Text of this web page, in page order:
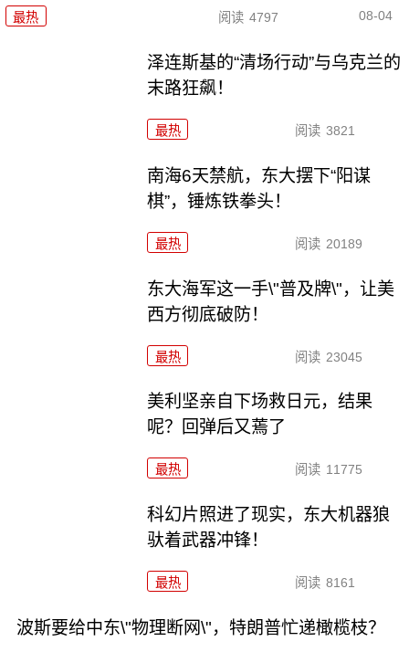
最热 阅读 4797 08-04
泽连斯基的“清场行动”与乌克兰的
末路狂飙！
最热 阅读 3821
南海6天禁航，东大摆下“阳谋
棋”，锤炼铁拳头！
最热 阅读 20189
东大海军这一手\"普及牌\"，让美
西方彻底破防！
最热 阅读 23045
美利坚亲自下场救日元，结果
呢？回弹后又蔫了
最热 阅读 11775
科幻片照进了现实，东大机器狼
驮着武器冲锋！
最热 阅读 8161
波斯要给中东\"物理断网\"，特朗普忙递橄榄枝？